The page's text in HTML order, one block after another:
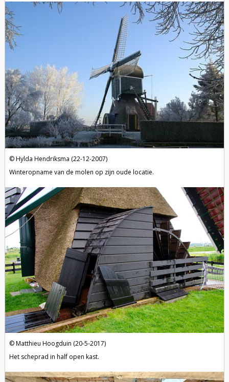
Hylda Hendriksma (22-12-2007)
Winteropname van de molen op zijn oude locatie.
Matthieu Hoogduin (20-5-2017)
Het scheprad in half open kast.